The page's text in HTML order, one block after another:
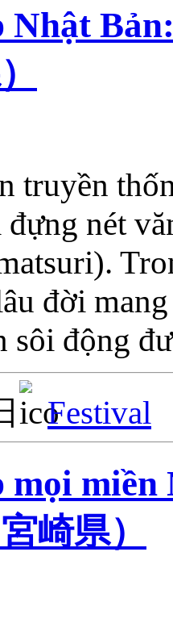
Nhật
truyền
nét
đời
sôi động
Festival
mọi
崎県）